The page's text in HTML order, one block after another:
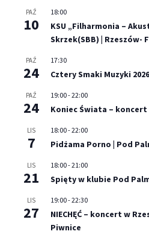
PAŹ
10
18:00
KSU „Filharmonia –
Skrzek(SBB) |
PAŹ
24
17:30
Cztery Smaki Muzyki
PAŹ
24
19:00-22:00
Koniec Świata – koncert
LIS
7
18:00-22:00
Pidżama Porno | Pod
LIS
21
18:00-21:00
Spięty w klubie Pod
LIS
27
19:00-22:30
NIECHĘĆ – koncert w
Piwnice